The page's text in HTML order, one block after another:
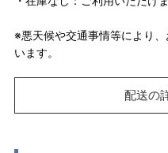
※悪天候や交通事情等により
います。
配送の